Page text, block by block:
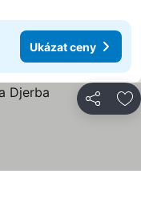
Ukázat ceny
Sdílet